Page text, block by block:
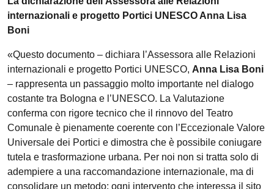
internazionali e progetto Portici UNESCO Anna Lisa
Boni
«Questo documento – dichiara l’Assessora alle Relazioni
internazionali e progetto Portici UNESCO, Anna Lisa Boni
– rappresenta un passaggio molto importante nel dialogo
costante tra Bologna e l’UNESCO. La Valutazione
conferma con rigore tecnico che il rinnovo del Teatro
Comunale è pienamente coerente con l’Eccezionale Valore
Universale dei Portici e dimostra che è possibile coniugare
tutela e trasformazione urbana. Per noi non si tratta solo di
adempiere a una raccomandazione internazionale, ma di
consolidare un metodo: ogni intervento che interessa il sito